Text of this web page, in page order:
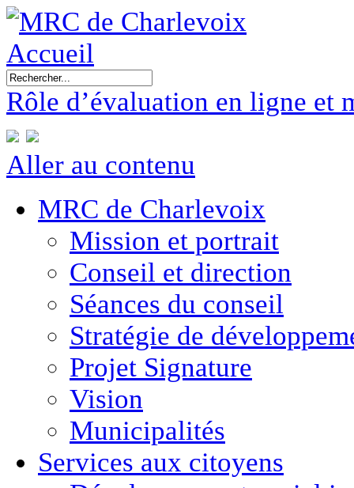
Accueil
Rôle d’évaluation en ligne et
Aller au contenu
MRC de Charlevoix
Mission et portrait
Conseil et direction
Séances du conseil
Stratégie de
Projet Signature
Vision
Municipalités
Services aux citoyens